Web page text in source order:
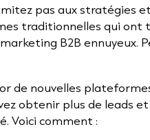
pas aux stratégies
traditionnelles qui ont
B2B ennuyeux.
de nouvelles
obtenir plus de leads
Voici comment :